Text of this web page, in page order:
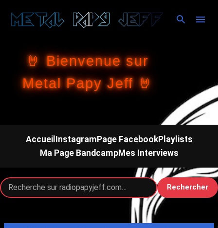
Accéder au contenu principal
🤘 Bienvenue sur
Metal Papy Jeff 🤘
Accueil InstagramPage FacebookPlaylists
Ma Page BandcampMes Interviews
Rechercher